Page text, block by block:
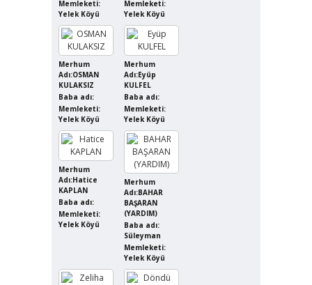
Memleketi:
Yelek Köyü
Memleketi:
Yelek Köyü
Merhum
Adı:OSMAN
KULAKSIZ
Baba adı:
Memleketi:
Yelek Köyü
Merhum
Adı:Eyüp
KULFEL
Baba adı:
Memleketi:
Yelek Köyü
Merhum
Adı:Hatice
KAPLAN
Baba adı:
Memleketi:
Yelek Köyü
Merhum
Adı:BAHAR
BAŞARAN
(YARDIM)
Baba adı:
Süleyman
Memleketi:
Yelek Köyü